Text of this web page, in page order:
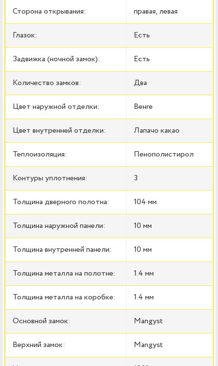
Сторона открывания: правая, левая
Глазок: Есть
Задвижка (ночной замок): Есть
Количество замков: Два
Цвет наружной отделки: Венге
Цвет внутренней отделки: Лапачо какао
Теплоизоляция: Пенополистирол
Контуры уплотнения: 3
Толщина дверного полотна: 104 мм
Толщина наружной панели: 10 мм
Толщина внутренней панели: 10 мм
Толщина металла на полотне: 1.4 мм
Толщина металла на коробке: 1.4 мм
Основной замок: Mangyst
Верхний замок: Mangyst